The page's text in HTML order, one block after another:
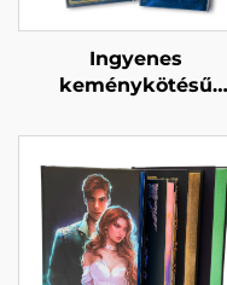
Ingyenes
keménykötésű
szállítási határidő
tömeges
könyvnyomtatás
testre szabott
keménykötésű
könyvkészlet